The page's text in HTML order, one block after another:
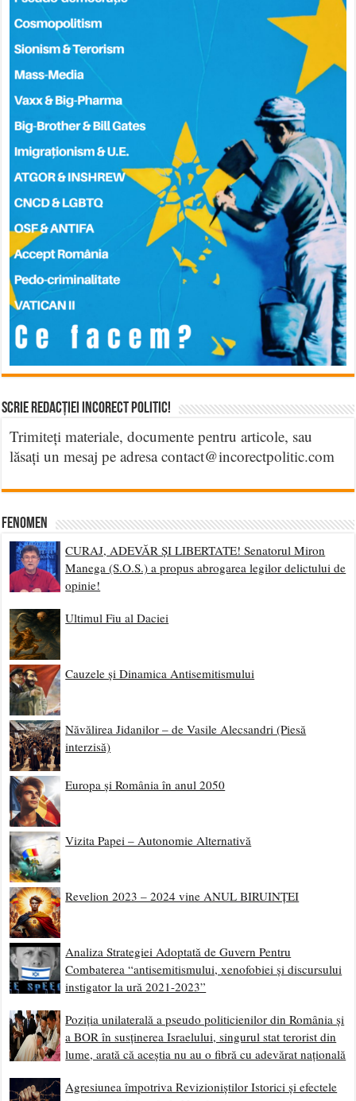
Scrie Redacției Incorect Politic!
Trimiteți materiale, documente pentru articole, sau
lăsați un mesaj pe adresa contact@incorectpolitic.com
Fenomen
CURAJ, ADEVĂR ȘI LIBERTATE! Senatorul Miron
Manega (S.O.S.) a propus abrogarea legilor delictului de
opinie!
Ultimul Fiu al Daciei
Cauzele și Dinamica Antisemitismului
Năvălirea Jidanilor – de Vasile Alecsandri (Piesă
interzisă)
Europa și România în anul 2050
Vizita Papei – Autonomie Alternativă
Revelion 2023 – 2024 vine ANUL BIRUINȚEI
Analiza Strategiei Adoptată de Guvern Pentru
Combaterea “antisemitismului, xenofobiei și discursului
instigator la ură 2021-2023”
Poziția unilaterală a pseudo politicienilor din România și
a BOR în susținerea Israelului, singurul stat terorist din
lume, arată că aceștia nu au o fibră cu adevărat națională
Agresiunea împotriva Revizioniștilor Istorici și efectele